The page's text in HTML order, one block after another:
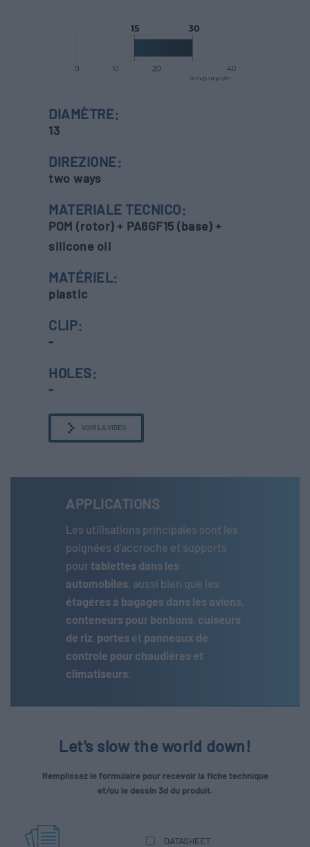
DIAMÈTRE:
13
DIREZIONE:
two ways
MATERIALE TECNICO:
POM (rotor) + PA6GF15 (base) +
silicone oil
MATÉRIEL:
plastic
CLIP:
-
HOLES:
-
VOIR LA VIDÉO
APPLICATIONS
Les utilisations principales sont les
poignées d'accroche et supports
pourtablettes dans les
automobiles, aussi bien que les
étagères à bagages dans les avions,
conteneurs pour bonbons, cuiseurs
de riz, portes et panneaux de
controle pour chaudières et
climatiseurs
Let's slow the world down!
Remplissez le formulaire pour recevoir la fiche technique
et/ou le dessin 3d du produit.
DATASHEET